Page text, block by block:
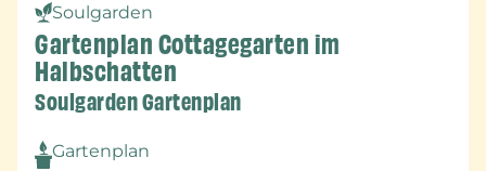
Soulgarden
Gartenplan Cottagegarten im
Halbschatten
Soulgarden Gartenplan
Gartenplan